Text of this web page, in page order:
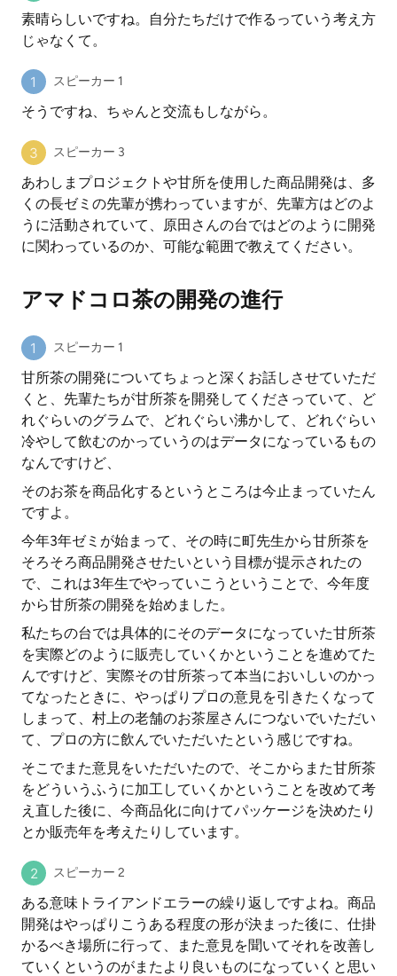
素晴らしいですね。自分たちだけで作るっていう考え方
じゃなくて。
スピーカー 1
そうですね、ちゃんと交流もしながら。
スピーカー 3
あわしまプロジェクトや甘所を使用した商品開発は、多
くの長ゼミの先輩が携わっていますが、先輩方はどのよ
うに活動されていて、原田さんの台ではどのように開発
に関わっているのか、可能な範囲で教えてください。
アマドコロ茶の開発の進行
スピーカー 1
甘所茶の開発についてちょっと深くお話しさせていただ
くと、先輩たちが甘所茶を開発してくださっていて、ど
れぐらいのグラムで、どれぐらい沸かして、どれぐらい
冷やして飲むのかっていうのはデータになっているもの
なんですけど、
そのお茶を商品化するというところは今止まっていたん
ですよ。
今年3年ゼミが始まって、その時に町先生から甘所茶を
そろそろ商品開発させたいという目標が提示されたの
で、これは3年生でやっていこうということで、今年度
から甘所茶の開発を始めました。
私たちの台では具体的にそのデータになっていた甘所茶
を実際どのように販売していくかということを進めてた
んですけど、実際その甘所茶って本当においしいのかっ
てなったときに、やっぱりプロの意見を引きたくなって
しまって、村上の老舗のお茶屋さんにつないでいただい
て、プロの方に飲んでいただいたという感じですね。
そこでまた意見をいただいたので、そこからまた甘所茶
をどういうふうに加工していくかということを改めて考
え直した後に、今商品化に向けてパッケージを決めたり
とか販売年を考えたりしています。
スピーカー 2
ある意味トライアンドエラーの繰り返しですよね。商品
開発はやっぱりこうある程度の形が決まった後に、仕掛
かるべき場所に行って、また意見を聞いてそれを改善し
ていくというのがまたより良いものになっていくと思い